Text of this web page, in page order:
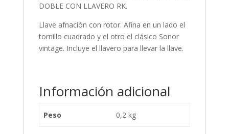
DOBLE CON LLAVERO RK.
Llave afnación con rotor. Afina en un lado el
tornillo cuadrado y el otro el clásico Sonor
vintage. Incluye el llavero para llevar la llave.
Información adicional
Peso 0,2 kg